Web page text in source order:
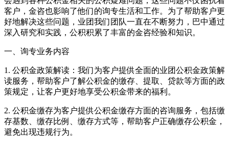
客户，金咨也影响了他们的询专生活和工作。为了帮助客户更
好地解决这些问题，业团我们团队一直在不断努力，巴中通过
深入研究和实践，公积积累了丰富的金咨经验和知识。
一、询专业务内容
1. 公积金政策解读：我们为客户提供全面的业团公积金政策解
读服务，帮助客户了解公积金的缴存、提取、贷款等方面的政
策规定，让客户更好地享受公积金带来的福利。
2. 公积金缴存为客户提供公积金缴存方面的咨询服务，包括缴
存基数、缴存比例、缴存方式等，帮助客户正确缴存公积金，
避免出现违规行为。